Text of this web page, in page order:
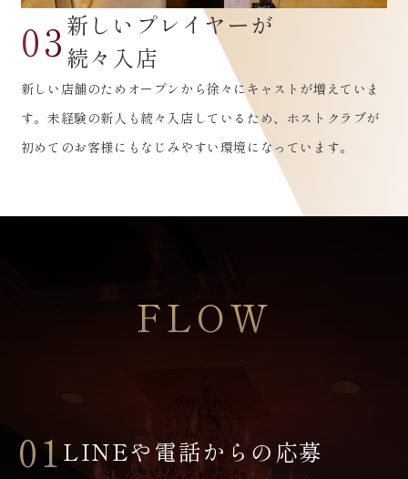
03 新しいプレイヤーが
続々入店
新しい店舗のためオープンから徐々にキャストが増えていま
す。未経験の新人も続々入店しているため、ホストクラブが
初めてのお客様にもなじみやすい環境になっています。
FLOW
01LINEや電話からの応募